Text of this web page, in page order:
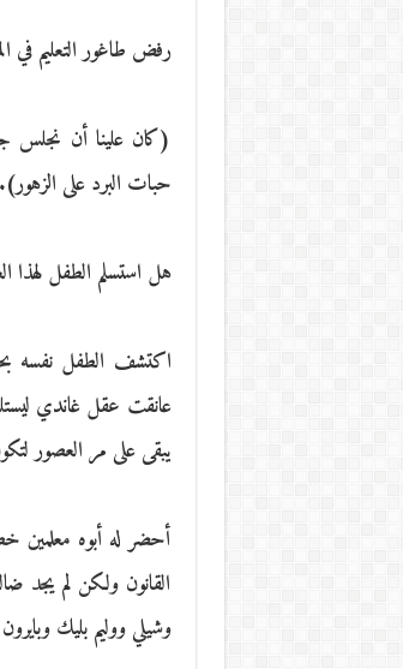
رفض طاغور التعليم في
(كان علينا أن نجلس
حبات البرد على الزهور).
هل استسلم الطفل لهذا
اكتشف الطفل نفسه
عانقت عقل غاندي
يبقى على مر العصور
أحضر له أبوه معلمين
القانون ولكن لم يجد
وشيلي ووليم بليك